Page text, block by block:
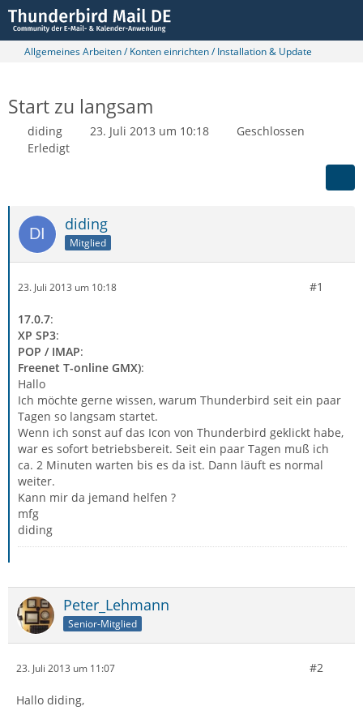
Allgemeines Arbeiten / Konten einrichten / Installation & Update
Start zu langsam
diding 23. Juli 2013 um 10:18
Geschlossen
Erledigt
diding
Mitglied
23. Juli 2013 um 10:18 #1
17.0.7:
XP SP3:
POP / IMAP:
Freenet T-online GMX):
Hallo
Ich möchte gerne wissen, warum Thunderbird seit ein paar
Tagen so langsam startet.
Wenn ich sonst auf das Icon von Thunderbird geklickt habe,
war es sofort betriebsbereit. Seit ein paar Tagen muß ich
ca. 2 Minuten warten bis es da ist. Dann läuft es normal
weiter.
Kann mir da jemand helfen ?
mfg
diding
Peter_Lehmann
Senior-Mitglied
23. Juli 2013 um 11:07 #2
Hallo diding,